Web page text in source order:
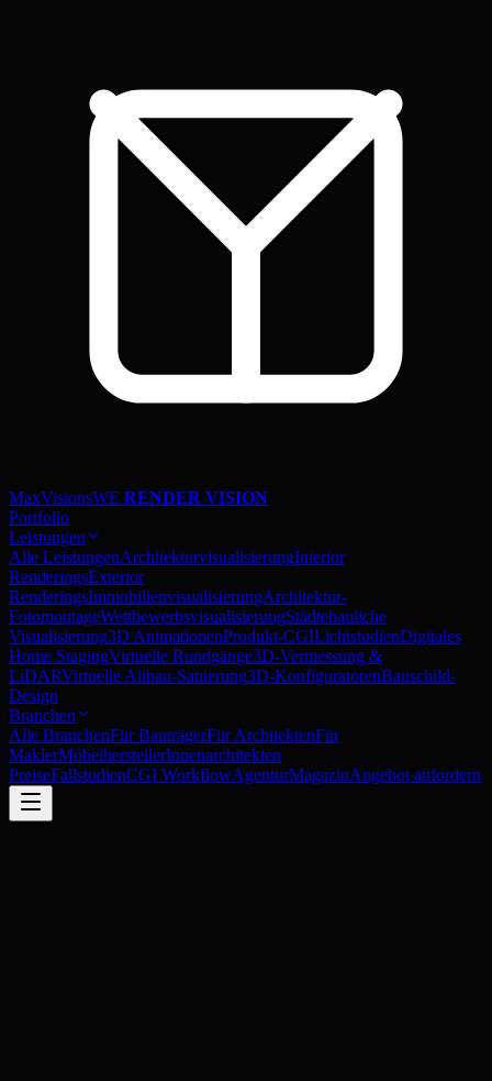
MaxVisionsWE RENDER VISION
Portfolio
Leistungen
Alle LeistungenArchitekturvisualisierungInterior
RenderingsExterior
RenderingsImmobilienvisualisierungArchitektur-
FotomontageWettbewerbsvisualisierungStädtebauliche
Visualisierung3D AnimationenProdukt-CGILichtstudienDigitales
Home StagingVirtuelle Rundgänge3D-Vermessung &
LiDARVirtuelle Altbau-Sanierung3D-KonfiguratorenBauschild-
Design
Branchen
Alle BranchenFür BauträgerFür ArchitektenFür
MaklerMöbelherstellerInnenarchitekten
PreiseFallstudienCGI WorkflowAgenturMagazinAngebot anfordern